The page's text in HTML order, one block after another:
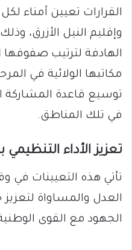
القرارات تعيين أمناء
وإقليم النيل الأزرق،
الهادفة لترتيب صفوفها
مكاتبها الولائية في
توسيع قاعدة المشاركة
في تلك المناطق.
تعزيز الأداء التنظيمي
تأتي هذه التعيينات
العدل والمساواة
الجهود مع القوى الوطنية